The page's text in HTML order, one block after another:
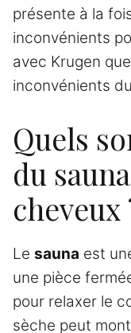
présente à la
inconvénients
avec Krugen
inconvénients
Quels
du
cheveux
Le sauna est
une pièce
pour relaxer le
sèche peut